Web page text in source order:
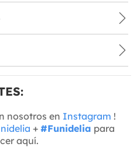
nosotros en Instagram !
+ #Funidelia para
aquí.